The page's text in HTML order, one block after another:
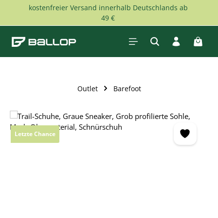
Zum Hauptinhalt springen
kostenfreier Versand innerhalb Deutschlands ab
49 €
Outlet Barefoot
Bildergalerie überspringen
Letzte Chance